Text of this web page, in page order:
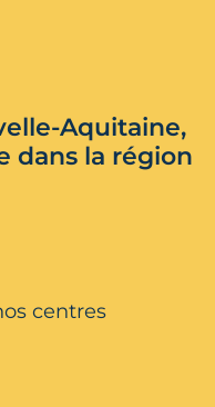
Aquitaine,
dans la région
centres